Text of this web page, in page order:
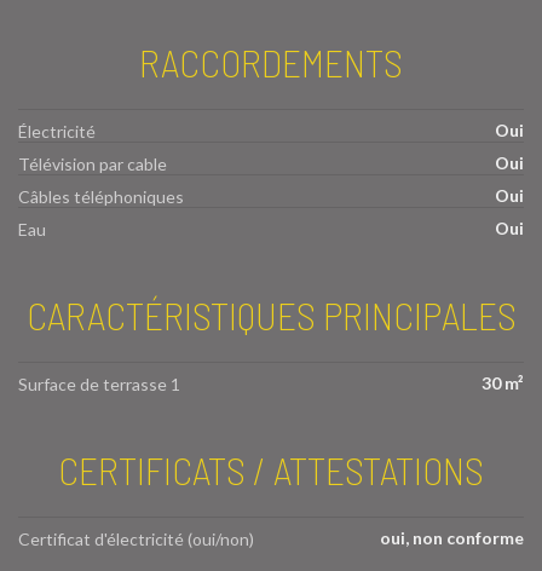
RACCORDEMENTS
Électricité
Oui
Télévision par cable
Oui
Câbles téléphoniques
Oui
Eau
Oui
CARACTÉRISTIQUES PRINCIPALES
Surface de terrasse 1 30 m²
CERTIFICATS / ATTESTATIONS
Certificat d'électricité (oui/non) oui, non conforme